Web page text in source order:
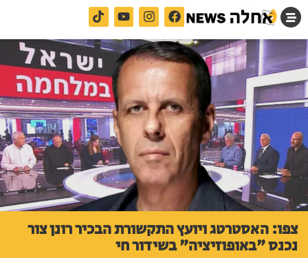
צפו: האסטרטג ויועץ התקשורת הבכיר רונן צור
נכנס "באופוזיציה" בשידור חי